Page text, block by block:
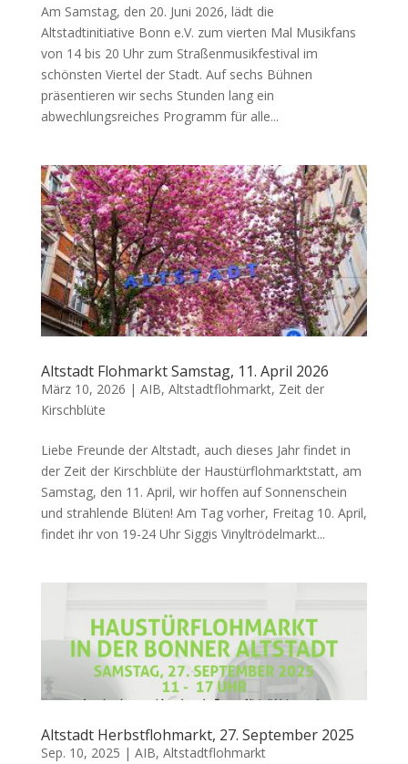
Am Samstag, den 20. Juni 2026, lädt die
Altstadtinitiative Bonn e.V. zum vierten Mal Musikfans
von 14 bis 20 Uhr zum Straßenmusikfestival im
schönsten Viertel der Stadt. Auf sechs Bühnen
präsentieren wir sechs Stunden lang ein
abwechlungsreiches Programm für alle...
Altstadt Flohmarkt Samstag, 11. April 2026
März 10, 2026 | AIB, Altstadtflohmarkt, Zeit der
Kirschblüte
Liebe Freunde der Altstadt, auch dieses Jahr findet in
der Zeit der Kirschblüte der Haustürflohmarktstatt, am
Samstag, den 11. April, wir hoffen auf Sonnenschein
und strahlende Blüten! Am Tag vorher, Freitag 10. April,
findet ihr von 19-24 Uhr Siggis Vinyltrödelmarkt...
Altstadt Herbstflohmarkt, 27. September 2025
Sep. 10, 2025 | AIB, Altstadtflohmarkt